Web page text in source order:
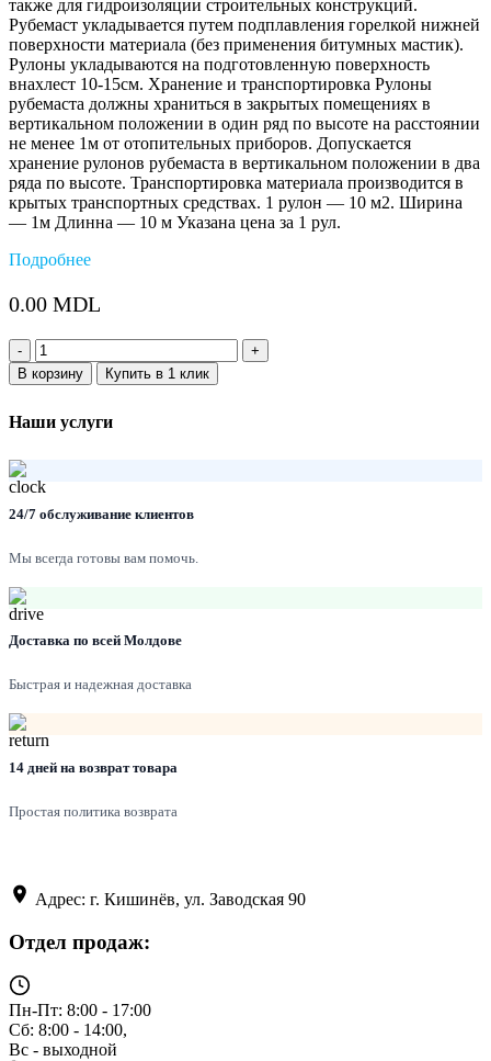
также для гидроизоляции строительных конструкций.
Рубемаст укладывается путем подплавления горелкой нижней
поверхности материала (без применения битумных мастик).
Рулоны укладываются на подготовленную поверхность
внахлест 10-15см. Хранение и транспортировка Рулоны
рубемаста должны храниться в закрытых помещениях в
вертикальном положении в один ряд по высоте на расстоянии
не менее 1м от отопительных приборов. Допускается
хранение рулонов рубемаста в вертикальном положении в два
ряда по высоте. Транспортировка материала производится в
крытых транспортных средствах. 1 рулон — 10 м2. Ширина
— 1м Длинна — 10 м Указана цена за 1 рул.
Подробнее
0.00 MDL
Количество:
В корзину Купить в 1 клик
Наши услуги
24/7 обслуживание клиентов
Мы всегда готовы вам помочь.
Доставка по всей Молдове
Быстрая и надежная доставка
14 дней на возврат товара
Простая политика возврата
Адрес: г. Кишинёв, ул. Заводская 90
Отдел продаж:
Пн-Пт: 8:00 - 17:00
Сб: 8:00 - 14:00,
Вс - выходной